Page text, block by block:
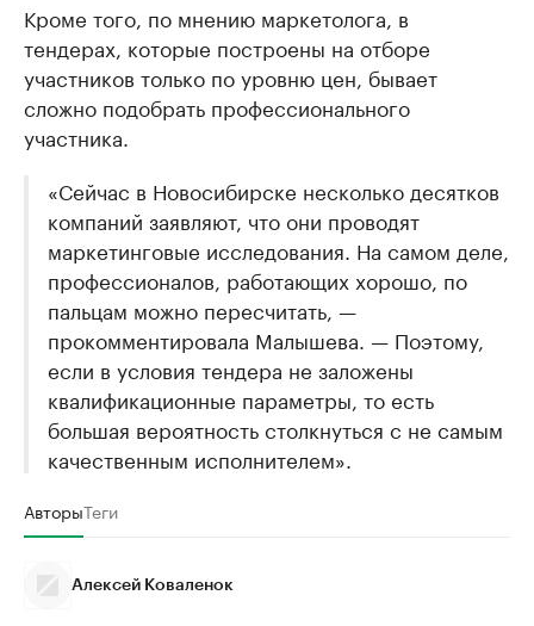
Кроме того, по мнению маркетолога, в
тендерах, которые построены на отборе
участников только по уровню цен, бывает
сложно подобрать профессионального
участника.
«Сейчас в Новосибирске несколько десятков
компаний заявляют, что они проводят
маркетинговые исследования. На самом деле,
профессионалов, работающих хорошо, по
пальцам можно пересчитать, —
прокомментировала Малышева. — Поэтому,
если в условия тендера не заложены
квалификационные параметры, то есть
большая вероятность столкнуться с не самым
качественным исполнителем».
АвторыТеги
Алексей Коваленок